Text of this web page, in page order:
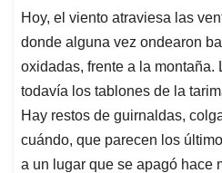
Hoy, el viento atraviesa las
donde alguna vez ondearon
oxidadas, frente a la montaña.
todavía los tablones de la
Hay restos de guirnaldas,
cuándo, que parecen los
a un lugar que se apagó hace